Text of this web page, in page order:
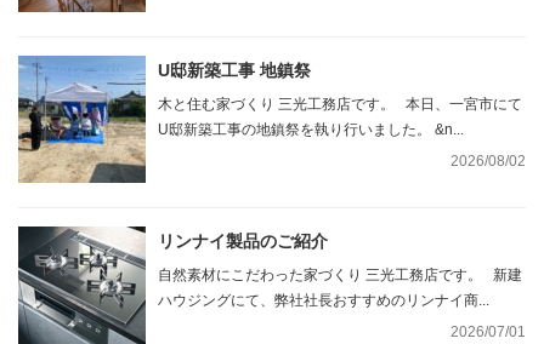
U邸新築工事 地鎮祭
木と住む家づくり 三光工務店です。 本日、一宮市にて
U邸新築工事の地鎮祭を執り行いました。 &n...
2026/08/02
リンナイ製品のご紹介
自然素材にこだわった家づくり 三光工務店です。 新建
ハウジングにて、弊社社長おすすめのリンナイ商...
2026/07/01